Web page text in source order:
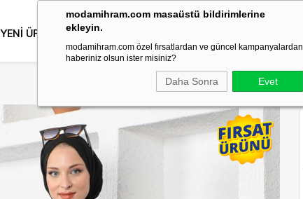
modamihram.com masaüstü bildirimlerine
ekleyin.
modamihram.com özel fırsatlardan ve güncel kampanyalardan
haberiniz olsun ister misiniz?
Daha Sonra Evet
YENİ ÜRÜNLER DIŞ GİYİM